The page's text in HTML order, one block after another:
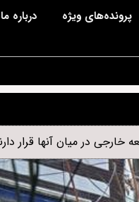
پرونده‌های ویژه درباره ما